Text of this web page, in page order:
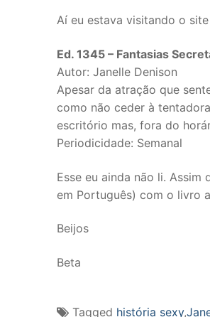
Aí eu estava visitando o
Ed. 1345 – Fantasias
Autor: Janelle Denison
Apesar da atração que
como não ceder à
escritório mas, fora do
Periodicidade: Semanal
Esse eu ainda não li.
em Português) com o livro
Beijos
Beta
Tagged história sexy,